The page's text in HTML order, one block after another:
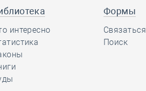
интересно
Формы
Связаться
Поиск